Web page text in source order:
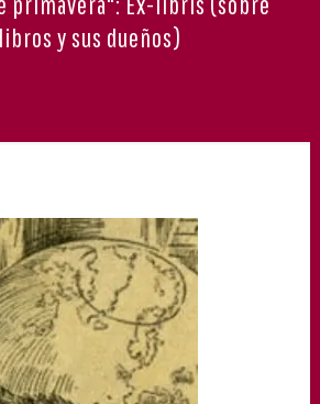
DE CANARIAS Y AMÉRICA
y sus dueños)